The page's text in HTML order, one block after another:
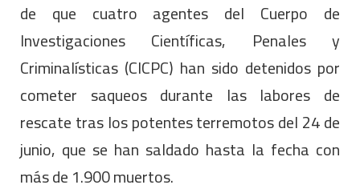
de que cuatro agentes del Cuerpo de
Investigaciones Científicas, Penales y
Criminalísticas (CICPC) han sido detenidos por
cometer saqueos durante las labores de
rescate tras los potentes terremotos del 24 de
junio, que se han saldado hasta la fecha con
más de 1.900 muertos.